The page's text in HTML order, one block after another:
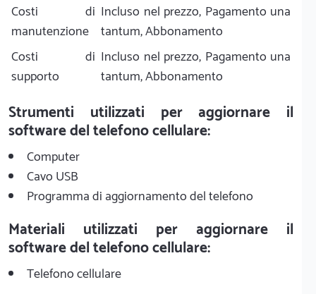
Costi di
manutenzione
Incluso nel prezzo, Pagamento una
tantum, Abbonamento
Costi di
supporto
Incluso nel prezzo, Pagamento una
tantum, Abbonamento
Strumenti utilizzati per aggiornare il
software del telefono cellulare:
Computer
Cavo USB
Programma di aggiornamento del telefono
Materiali utilizzati per aggiornare il
software del telefono cellulare:
Telefono cellulare